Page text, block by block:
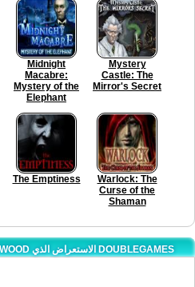
Midnight
Macabre:
Mystery of the
Elephant
Mystery
Castle: The
Mirror's Secret
The Emptiness
Warlock: The
Curse of the
Shaman
GHOST ENCOUNTERS: DEADWOOD الاستعراض الذي DOUBLEGAMES